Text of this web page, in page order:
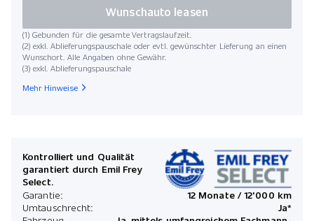
(1) Gebunden für die gesamte Vertragslaufzeit.
(2) exkl. Ablieferungspauschale oder evtl. gewünschter Lieferung an einen
Wunschort. Alle Angaben ohne Gewähr.
(3) exkl. Ablieferungspauschale
Wunschauto leasen
Mehr Hinweise
Kontrolliert und Qualität
garantiert durch Emil Frey
Select.
Garantie:
12 Monate / 12'000 km
Umtauschrecht:
Ja*